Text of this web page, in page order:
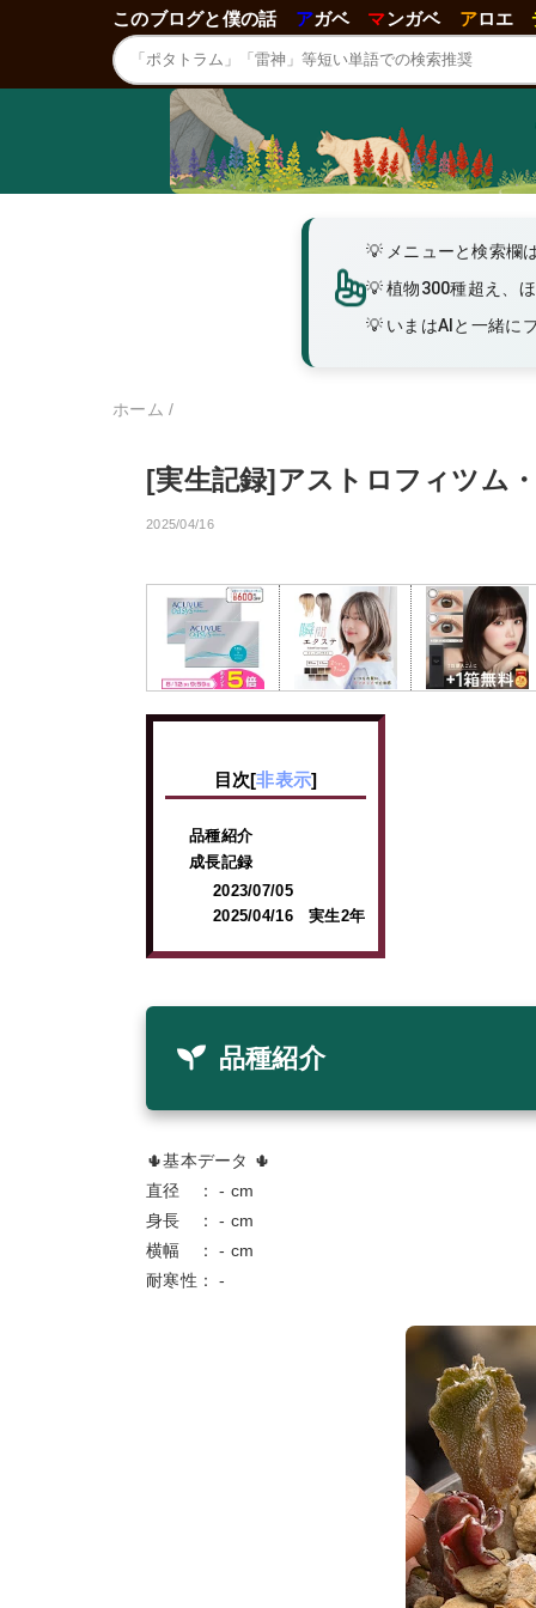
このブログと僕の話 アガベ マンガベ アロエ
メニューと検索欄
植物300種超え、
いまはAIと一緒に
ホーム /
[実生記録]アストロフィツム
2025/04/16
目次[非表示]
品種紹介
成長記録
2023/07/05
2025/04/16 実生2年
品種紹介
🌵基本データ 🌵
直径 ： - cm
身長 ： - cm
横幅 ： - cm
耐寒性： -